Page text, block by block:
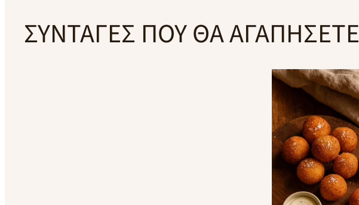
ΣΥΝΤΑΓΕΣ ΠΟΥ ΘΑ ΑΓΑΠΗΣΕΤΕ